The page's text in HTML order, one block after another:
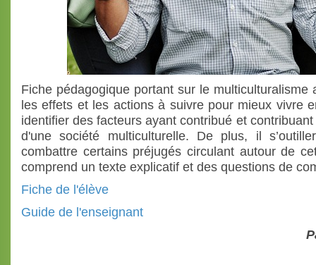
Fiche pédagogique portant sur le multiculturalisme
les effets et les actions à suivre pour mieux vivre
identifier des facteurs ayant contribué et
d'une société multiculturelle. De plus, il
combattre certains préjugés circulant autour de
comprend un texte explicatif et des questions de
Fiche de l'élève
Guide de l'enseignant